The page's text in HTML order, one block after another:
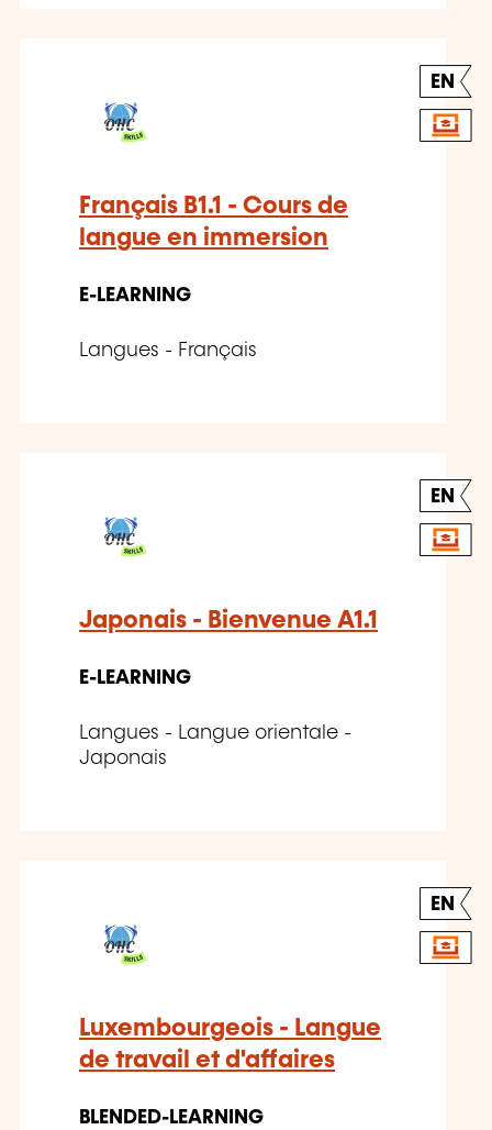
EN
Français B1.1 - Cours de
langue en immersion
E-LEARNING
Langues - Français
EN
Japonais - Bienvenue A1.1
E-LEARNING
Langues - Langue orientale -
Japonais
EN
Luxembourgeois - Langue
de travail et d'affaires
BLENDED-LEARNING